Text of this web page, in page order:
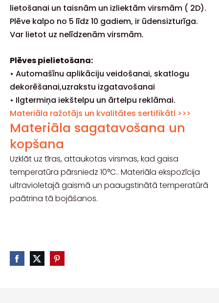
lietošanai un taisnām un izliektām virsmām ( 2D).
Plēve kalpo no 5 līdz 10 gadiem, ir ūdensizturīga.
Var lietot uz nelīdzenām virsmām.
Plēves pielietošana:
• Automašīnu aplikāciju veidošanai, skatlogu
dekorēšanai,uzrakstu izgatavošanai
• Ilgtermiņa iekštelpu un ārtelpu reklāmai.
Materiāla ražotājs un kvalitātes sertifikātl >>>
Materiāla sagatavošana un
kopšana
Uzklāt uz tīras, attaukotas virsmas, kad gaisa
temperatūra pārsniedz 10°C.. Materiāla ekspozīcija
ultravioletajā gaismā un paaugstinātā temperatūrā
paātrina tā bojāšanos.